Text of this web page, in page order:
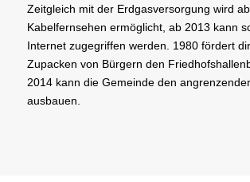
Zeitgleich mit der Erdgasversorgung wird
Kabelfernsehen ermöglicht, ab 2013 kann
Internet zugegriffen werden. 1980 fördert
Zupacken von Bürgern den
2014 kann die Gemeinde den
ausbauen.